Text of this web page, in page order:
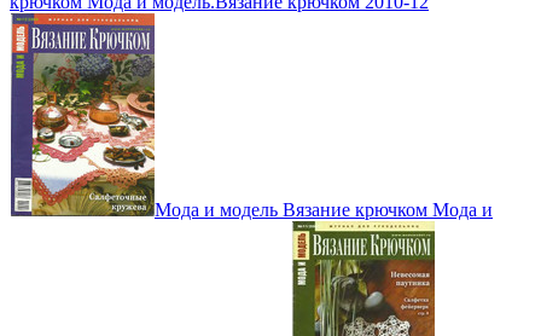
Мода и модель Вязание крючком Мода и